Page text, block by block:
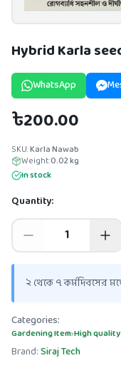
Hybrid Karla
WhatsApp
৳200.00
SKU:Karla Nawab
Weight:0.02kg
In stock
Quantity:
২ থেকে ৭ কর্মদিবসের
Categories:
Gardening Item›High
Brand:Siraj Tech